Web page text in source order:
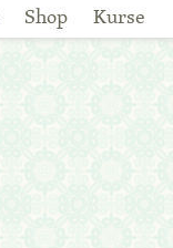
Shop Kurse